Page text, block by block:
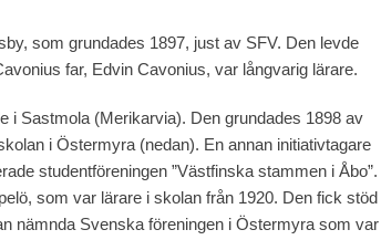
som grundades 1897, just av SFV. Den levde
far, Edvin Cavonius, var långvarig lärare.
i Sastmola (Merikarvia). Den grundades 1898 av
i Östermyra (nedan). En annan initiativtagare
studentföreningen ”Västfinska stammen i Åbo”.
som var lärare i skolan från 1920. Den fick stöd
nämnda Svenska föreningen i Östermyra som var